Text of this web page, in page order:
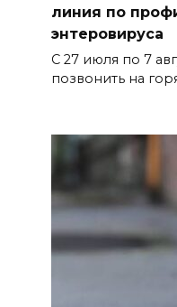
линия по
энтеровируса
С 27 июля по 7
позвонить на